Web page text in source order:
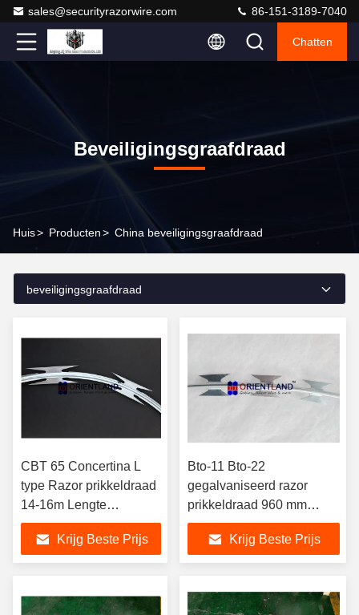
sales@securityrazorwire.com 86-151-3189-7040
Chatten
Beveiligingsgraafdraad
Huis> Producten> China beveiligingsgraafdraad
beveiligingsgraafdraad
CBT 65 Concertina L
type Razor prikkeldraad
14-16m Lengte
Tuinbescherming
Krijg Beste Prijs
Bto-11 Bto-22
gegalvaniseerd razor
prikkeldraad 960 mm
Diameter Militaty
Krijg Beste Prijs